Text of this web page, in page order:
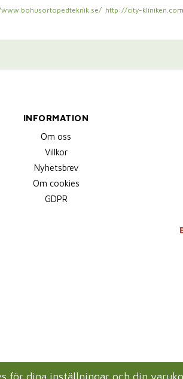
http://city-
INFORMATION
Om oss
Villkor
Nyhetsbrev
Om cookies
GDPR
Drift
för dina inställningar och din